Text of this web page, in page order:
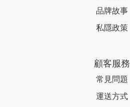
品牌故事
私隱政策
顧客服務
常見問題
運送方式